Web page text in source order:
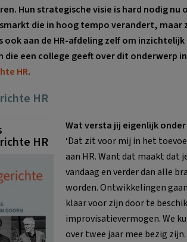
Hun strategische visie is hard nodig
die in hoog tempo verandert,
ook aan de HR-afdeling zelf om
die een college geeft over dit onderwerp in
HR.
HR
HR
Wat versta jij eigenlijk
‘Dat zit voor mij in het
aan HR. Want dat maakt dat
vandaag en verder dan alle
worden. Ontwikkelingen
klaar voor zijn door te
improvisatievermogen. We
over twee jaar mee bezig